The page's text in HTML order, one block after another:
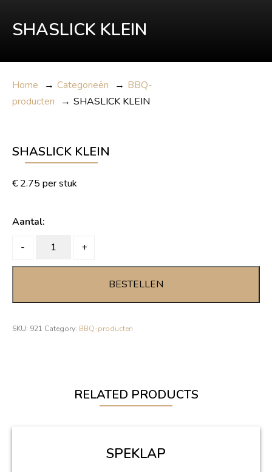
SHASLICK KLEIN
Home → Categorieën → BBQ-
producten
→ SHASLICK KLEIN
SHASLICK KLEIN
€ 2.75 per stuk
Aantal:
-
SHASLICK +
BESTELLEN
SKU: 921 Category: BBQ-producten
RELATED PRODUCTS
SPEKLAP